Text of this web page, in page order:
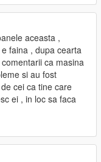
aceasta ,
faina , dupa cearta
ca masina
si au fost
cei ca tine care
ei , in loc sa faca